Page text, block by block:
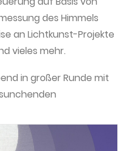
des Himmels
an Lichtkunst-Projekte
vieles mehr.
in großer Runde mit